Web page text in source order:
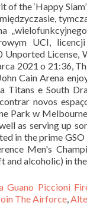
of the ‘Happy
UCI, licencji
License,
2021 o 21:36,
Cain Arena
Titans e South
novos
Park w
as serving up
in the prime
Men's
and alcoholic) in
Guano Piccioni
The Airforce,